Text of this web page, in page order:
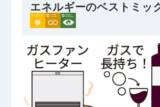
エネルギーのベストミッ